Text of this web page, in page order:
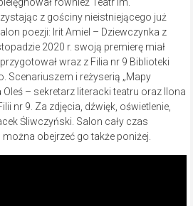
z gościny nieistniejącego już
poezji: Irit Amiel – Dziewczynka z
2020 r. swoją premierę miał
wraz z Filia nr 9 Biblioteki
Scenariuszem i reżyserią „Mapy
Oleś – sekretarz literacki teatru oraz Ilona
nr 9. Za zdjęcia, dźwięk, oświetlenie,
Śliwczyński. Salon cały czas
obejrzeć go także poniżej.